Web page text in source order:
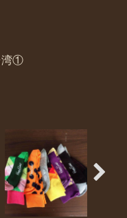
湾①